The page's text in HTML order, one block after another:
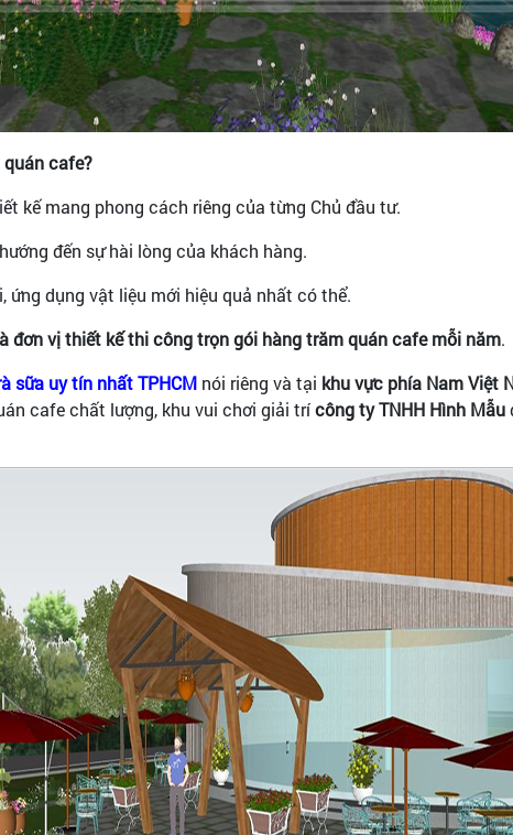
cafe?
kế mang phong cách riêng của từng Chủ đầu tư.
đến sự hài lòng của khách hàng.
ứng dụng vật liệu mới hiệu quả nhất có thể.
đơn vị thiết kế thi công trọn gói hàng trăm quán cafe mỗi năm.
sữa uy tín nhất TPHCM nói riêng và tại khu vực phía Nam Việt
cafe chất lượng, khu vui chơi giải trícông ty TNHH Hình Mẫu